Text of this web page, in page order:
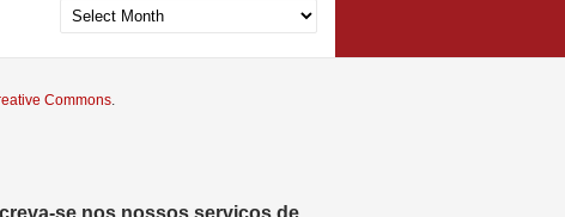
Arquivo
Commons.
se nos nossos serviços de